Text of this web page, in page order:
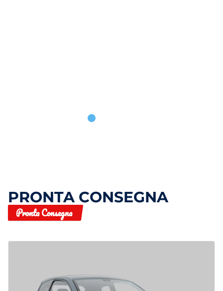
PRONTA CONSEGNA
Pronta Consegna